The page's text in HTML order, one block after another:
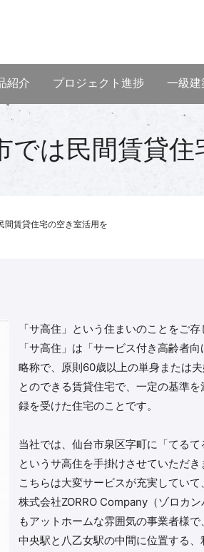
紹介 プロジェクト進捗 一級建
では民間賃貸
間賃貸住宅の空き室活用を
「サ高住」という住まいのことをご存
「サ高住」は「サービス付き高齢者
略称で、原則60歳以上の単身または
とのできる賃貸住宅で、一定の基準を
録を受けた住宅のことです。
当社では、仙台市泉区字町に「てるて
というサ高住を手掛けさせていただき
こちらは大変サービスが充実してい
株式会社ZORRO Company（ゾロカ
もアットホームな雰囲気の事業者様で
中央駅と八乙女駅の中間に位置する、